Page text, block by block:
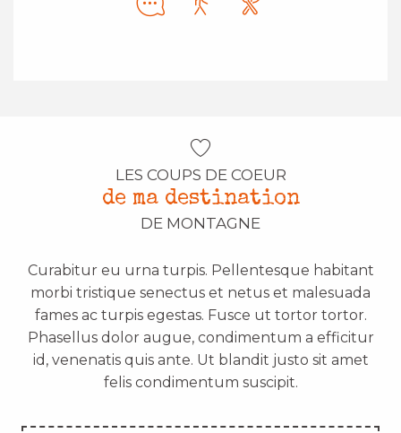
LES COUPS DE COEUR
de ma destination
DE MONTAGNE
Curabitur eu urna turpis. Pellentesque habitant
morbi tristique senectus et netus et malesuada
fames ac turpis egestas. Fusce ut tortor tortor.
Phasellus dolor augue, condimentum a efficitur
id, venenatis quis ante. Ut blandit justo sit amet
felis condimentum suscipit.